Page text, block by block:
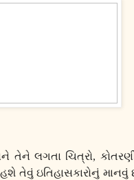
તેને લગતા ચિત્રો,
ઇતિહાસકારોનું માનવું